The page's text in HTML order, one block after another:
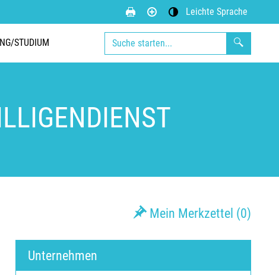
Kontrastmodus aktivieren
Leichte Sprache
STUDIUM
Mein Merkzettel (0)
Unternehmen